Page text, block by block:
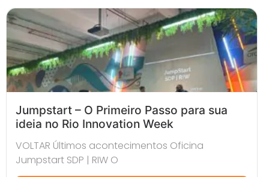
Jumpstart – O Primeiro Passo para sua
ideia no Rio Innovation Week
VOLTAR Últimos acontecimentos Oficina
Jumpstart SDP | RIW O